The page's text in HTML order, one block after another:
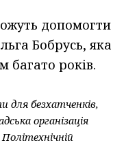
допомогти
Бобрусь, яка
багато років.
для безхатченків,
організація